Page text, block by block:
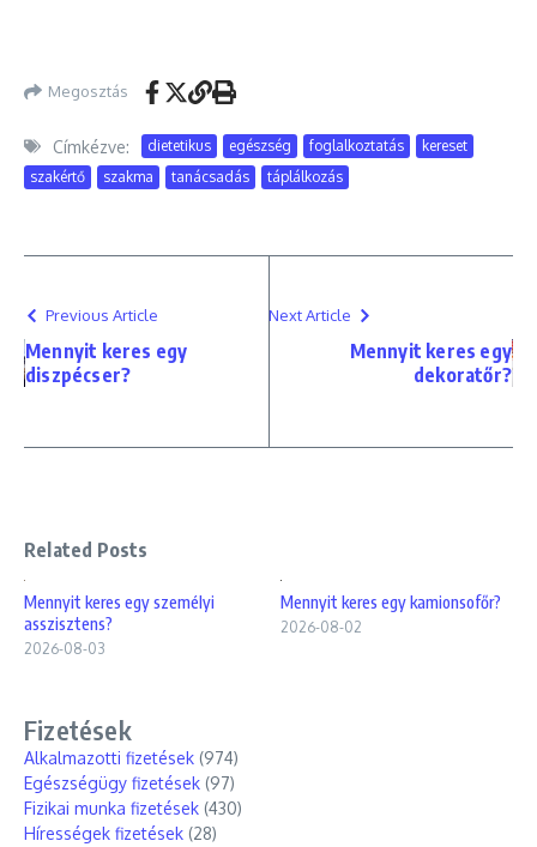
Megosztás
Címkézve: dietetikus egészség foglalkoztatás
kereset
szakértő
szakma tanácsadás táplálkozás
Previous Article
Mennyit keres egy
diszpécser?
Next Article
Mennyit keres egy
dekoratőr?
Related Posts
Mennyit keres egy személyi
asszisztens?
2026-08-03
Mennyit keres egy kamionsofőr?
2026-08-02
Fizetések
Alkalmazotti fizetések (974)
Egészségügy fizetések (97)
Fizikai munka fizetések (430)
Hírességek fizetések (28)